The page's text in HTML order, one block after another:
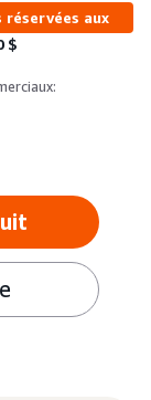
réservées aux
$